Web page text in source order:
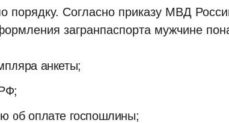
порядку. Согласно приказу МВД
загранпаспорта мужчине
анкеты;
об оплате госпошлины;